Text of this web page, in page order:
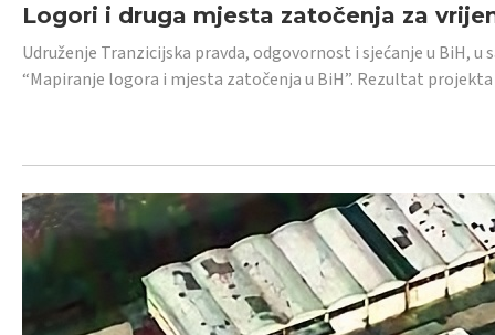
Logori i druga mjesta zatočenja za
Udruženje Tranzicijska pravda, odgovornost i sjećanje u BiH,
“Mapiranje logora i mjesta zatočenja u BiH”. Rezultat